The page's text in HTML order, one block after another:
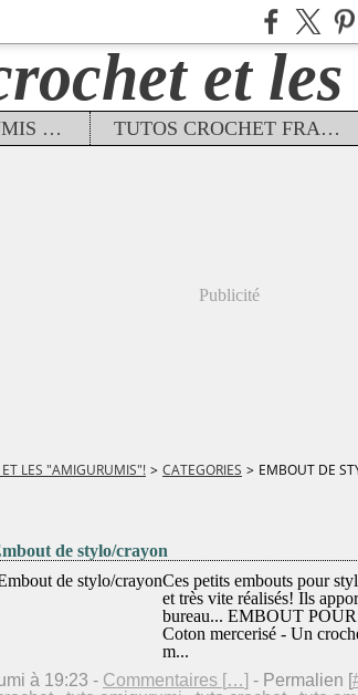
TUTOS AMIGURUMIS FRANÇAIS TUTOS CROCHET FRANÇAIS
Publicité
LES "AMIGURUMIS"! > CATEGORIES > EMBOUT DE
de stylo/crayon
Ces petits embouts pour
et très vite réalisés! Ils
bureau... EMBOUT
Coton mercerisé - Un
m...
à 19:23 - Commentaires […] - Permalien [